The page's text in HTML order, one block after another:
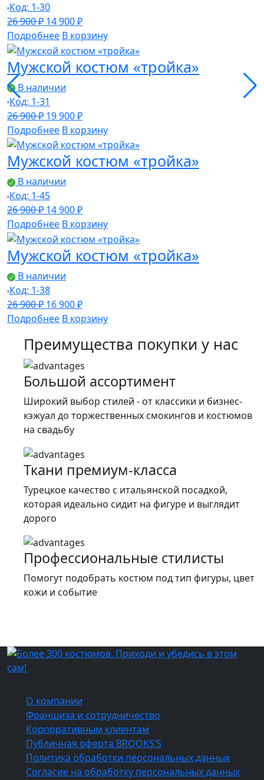
Код: 1-30
26 900₽ Первоначальная
цена
составляла
26
900 ₽.
14 900₽Текущая
цена:
14
900 ₽.
Подробнее В корзину
Мужской костюм «тройка»
В наличии
Код: 1-31
26 900₽ Первоначальная
цена
составляла
26
900 ₽.
19 900₽Текущая
цена:
19
900 ₽.
Подробнее В корзину
Мужской костюм «тройка»
В наличии
Код: 1-45
26 900₽ Первоначальная
цена
составляла
26
900 ₽.
14 900₽Текущая
цена:
14
900 ₽.
Подробнее В корзину
Мужской костюм «тройка»
В наличии
Код: 1-38
26 900₽ Первоначальная
цена
26
900 ₽.
16 900₽Текущая
цена:
900 ₽.
Подробнее В корзину
Преимущества покупки у нас
Большой ассортимент
Широкий выбор стилей - от классики и бизнес-
кэжуал до торжественных смокингов и костюмов
на свадьбу
Ткани премиум-класса
Турецкое качество c итальянской посадкой,
которая идеально сидит на фигуре и выглядит
дорого
Профессиональные стилисты
Помогут подобрать костюм под тип фигуры, цвет
кожи и событие
О компании
Франшиза и сотрудничество
Корпоративным клиентам
Публичная оферта BROOKS’S
Политика обработки персональных данных
Согласие на обработку персональных данных